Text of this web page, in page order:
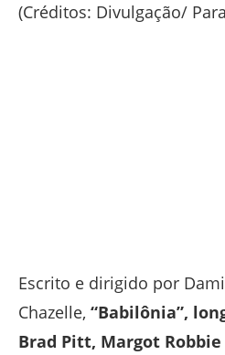
(Créditos: Divulgação/
Escrito e dirigido por
Chazelle, “Babilônia”,
Brad Pitt, Margot Robbie